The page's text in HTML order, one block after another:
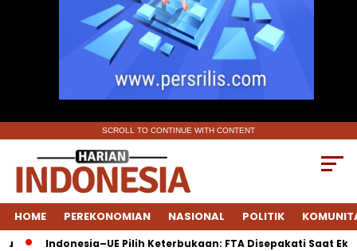
SCROLL TO CONTINUE WITH CONTENT
HOME PEREKONOMIAN NASIONAL POLITIK
Pilih Keterbukaan: FTA Disepakati Saat Ekonomi